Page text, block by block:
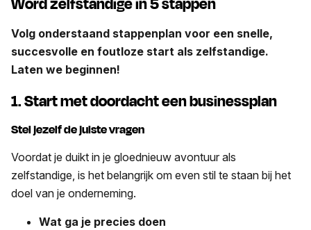
Volg onderstaand stappenplan voor een snelle,
succesvolle en foutloze start als zelfstandige.
Laten we beginnen!
1. Start met doordacht een businessplan
Stel jezelf de juiste vragen
Voordat je duikt in je gloednieuw avontuur als
zelfstandige, is het belangrijk om even stil te staan bij het
doel van je onderneming.
Wat ga je precies doen